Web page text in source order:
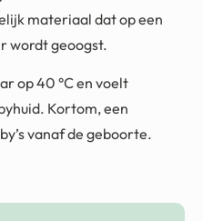
materiaal dat op een
wordt geoogst.
op 40 °C en voelt
Kortom, een
vanaf de geboorte.